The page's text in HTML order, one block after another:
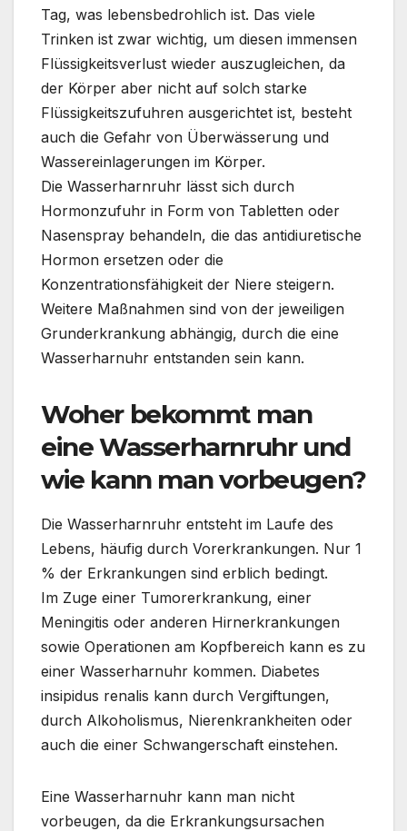
Tag, was lebensbedrohlich ist. Das viele
Trinken ist zwar wichtig, um diesen immensen
Flüssigkeitsverlust wieder auszugleichen, da
der Körper aber nicht auf solch starke
Flüssigkeitszufuhren ausgerichtet ist, besteht
auch die Gefahr von Überwässerung und
Wassereinlagerungen im Körper.
Die Wasserharnruhr lässt sich durch
Hormonzufuhr in Form von Tabletten oder
Nasenspray behandeln, die das antidiuretische
Hormon ersetzen oder die
Konzentrationsfähigkeit der Niere steigern.
Weitere Maßnahmen sind von der jeweiligen
Grunderkrankung abhängig, durch die eine
Wasserharnuhr entstanden sein kann.
Woher bekommt man
eine Wasserharnruhr und
wie kann man vorbeugen?
Die Wasserharnruhr entsteht im Laufe des
Lebens, häufig durch Vorerkrankungen. Nur 1
% der Erkrankungen sind erblich bedingt.
Im Zuge einer Tumorerkrankung, einer
Meningitis oder anderen Hirnerkrankungen
sowie Operationen am Kopfbereich kann es zu
einer Wasserharnuhr kommen. Diabetes
insipidus renalis kann durch Vergiftungen,
durch Alkoholismus, Nierenkrankheiten oder
auch die einer Schwangerschaft einstehen.
Eine Wasserharnuhr kann man nicht
vorbeugen, da die Erkrankungsursachen